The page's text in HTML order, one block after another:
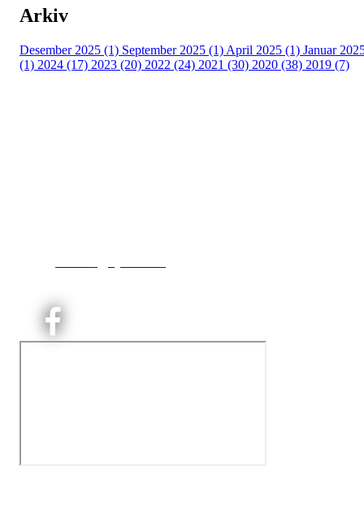
Arkiv
Desember 2025 (1) September 2025 (1) April 2025 (1) Januar
(1) 2024 (17) 2023 (20) 2022 (24) 2021 (30) 2020 (38) 2019 (7)